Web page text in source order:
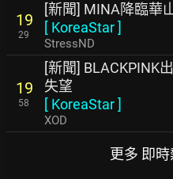
19
29
[新聞] MINA降臨華
[ KoreaStar]
StressND
19
58
[新聞] BLACKPINK
失望
[ KoreaStar]
XOD
更多 即